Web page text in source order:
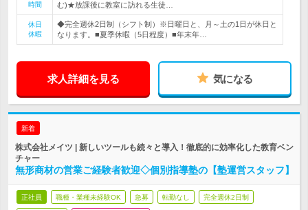
時間
む)★放課後に教室に訪れる生徒…
休日
休暇
◆完全週休2日制（シフト制）※日曜日と、月～土の1日が休日と
なります。■夏季休暇（5日程度）■年末年…
求人詳細を見る 気になる
新着
株式会社メイツ | 新しいツールも続々と導入！徹底的に効率化した教育ベン
チャー
無形商材の営業ご経験者歓迎◇個別指導塾の【塾運営スタッフ】
正社員 職種・業種未経験OK 急募 転勤なし 完全週休2日制